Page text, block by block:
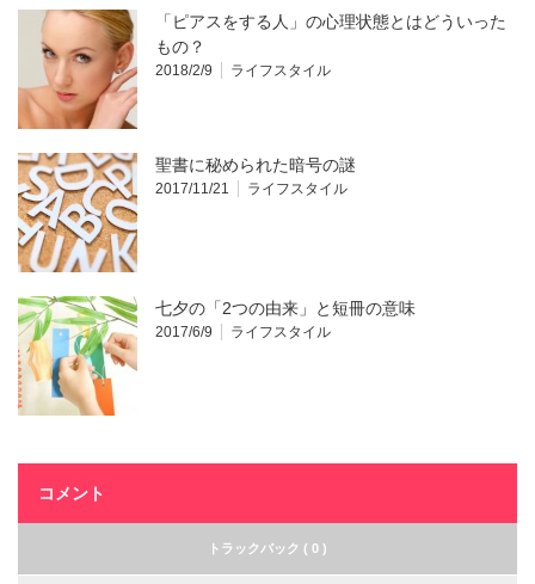
「ピアスをする人」の心理状態とはどういった
もの？
2018/2/9 ライフスタイル
聖書に秘められた暗号の謎
2017/11/21 ライフスタイル
七夕の「2つの由来」と短冊の意味
2017/6/9 ライフスタイル
コメント
トラックバック ( 0 )